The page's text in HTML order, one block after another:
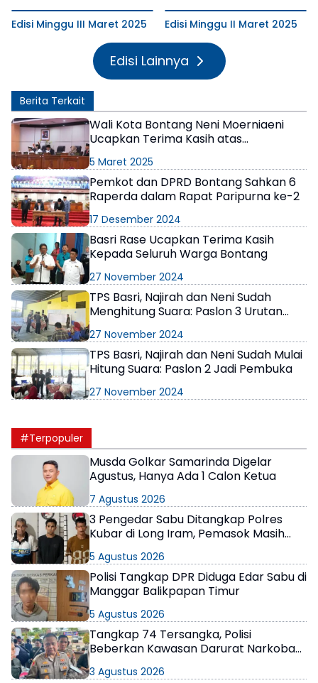
Edisi Minggu III Maret 2025 Edisi Minggu II Maret 2025
Edisi Lainnya
Berita Terkait
Wali Kota Bontang Neni Moerniaeni
Ucapkan Terima Kasih atas
5 Maret 2025
Pemkot dan DPRD Bontang Sahkan 6
Raperda dalam Rapat Paripurna ke-2
17 Desember 2024
Basri Rase Ucapkan Terima Kasih
Kepada Seluruh Warga Bontang
27 November 2024
TPS Basri, Najirah dan Neni Sudah
Menghitung Suara: Paslon 3 Urutan
27 November 2024
TPS Basri, Najirah dan Neni Sudah Mulai
Hitung Suara: Paslon 2 Jadi Pembuka
27 November 2024
#Terpopuler
Musda Golkar Samarinda Digelar
Agustus, Hanya Ada 1 Calon Ketua
7 Agustus 2026
3 Pengedar Sabu Ditangkap Polres
Kubar di Long Iram, Pemasok Masih
5 Agustus 2026
Polisi Tangkap DPR Diduga Edar Sabu di
Manggar Balikpapan Timur
5 Agustus 2026
Tangkap 74 Tersangka, Polisi
Beberkan Kawasan Darurat Narkoba
3 Agustus 2026